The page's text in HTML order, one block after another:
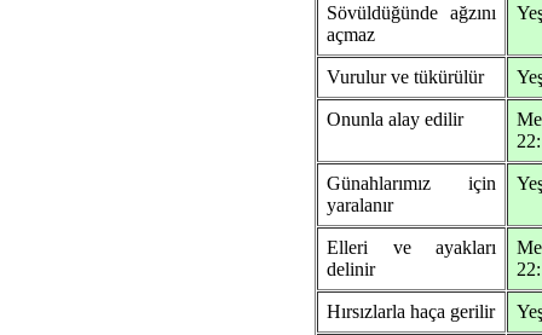
Sövüldüğünde ağzını
açmaz
Vurulur ve tükürülür
Onunla alay edilir
Günahlarımız için
yaralanır
Elleri ve ayakları
delinir
Hırsızlarla haça gerilir